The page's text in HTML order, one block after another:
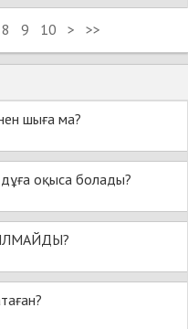
8 9 10 > >>
шыға ма?
оқыса болады?